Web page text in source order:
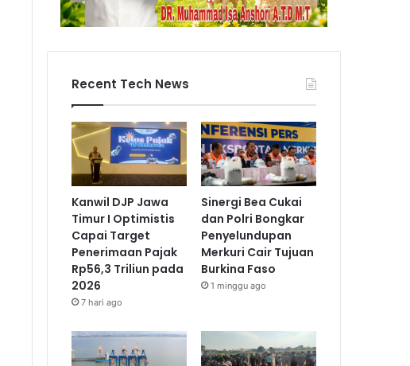
Recent Tech News
Kanwil DJP Jawa
Timur I Optimistis
Capai Target
Penerimaan Pajak
Rp56,3 Triliun pada
2026
7 hari ago
Sinergi Bea Cukai
dan Polri Bongkar
Penyelundupan
Merkuri Cair Tujuan
Burkina Faso
1 minggu ago